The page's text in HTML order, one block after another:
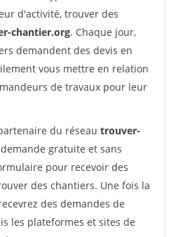
d'activité, trouver des
chantier.org. Chaque jour,
demandent des devis en
vous mettre en relation
de travaux pour leur
du réseau trouver-
gratuite et sans
pour recevoir des
des chantiers. Une fois la
des demandes de
les plateformes et sites de